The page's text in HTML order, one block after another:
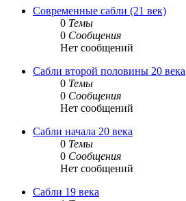
Современные сабли (21 век)
0 Темы
0 Сообщения
Нет сообщений
Сабли второй половины 20 века
0 Темы
0 Сообщения
Нет сообщений
Сабли начала 20 века
0 Темы
0 Сообщения
Нет сообщений
Сабли 19 века